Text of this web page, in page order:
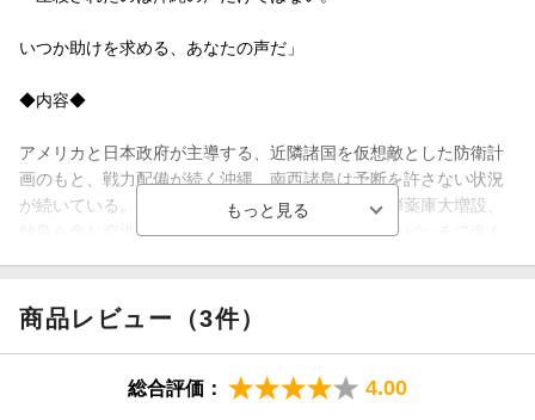
いつか助けを求める、あなたの声だ」
◆内容◆
アメリカと日本政府が主導する、近隣諸国を仮想敵とした防衛計
画のもと、戦力配備が続く沖縄、南西諸島は予断を許さない状況
が続いている。基地の地下化、シェルター設置、弾薬庫大増設、
離島を含む空港と港湾の軍事化が、民意をよそに急ピッチで進ん
2022年末の安保三文書では「南西諸島にミサイルを並べ、最悪の
したものであることも暴露された。本土メディアがこの問題をほ
商品レビュー（3件）
総合評価： 4.00